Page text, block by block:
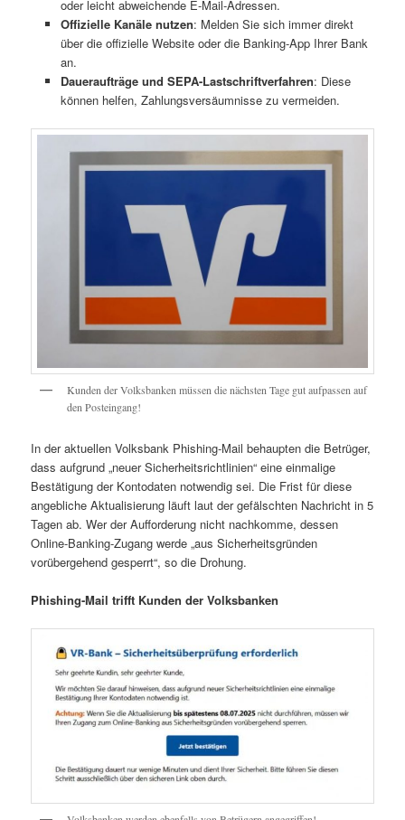
oder leicht abweichende E-Mail-Adressen.
Offizielle Kanäle nutzen: Melden Sie sich immer direkt
über die offizielle Website oder die Banking-App Ihrer Bank
an.
Daueraufträge und SEPA-Lastschriftverfahren: Diese
können helfen, Zahlungsversäumnisse zu vermeiden.
Kunden der Volksbanken müssen die nächsten Tage gut aufpassen auf
den Posteingang!
In der aktuellen Volksbank Phishing-Mail behaupten die Betrüger,
dass aufgrund „neuer Sicherheitsrichtlinien“ eine einmalige
Bestätigung der Kontodaten notwendig sei. Die Frist für diese
angebliche Aktualisierung läuft laut der gefälschten Nachricht in 5
Tagen ab. Wer der Aufforderung nicht nachkomme, dessen
Online-Banking-Zugang werde „aus Sicherheitsgründen
vorübergehend gesperrt“, so die Drohung.
Phishing-Mail trifft Kunden der Volksbanken